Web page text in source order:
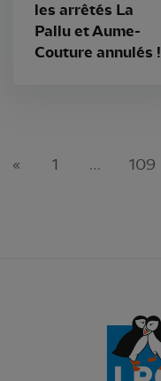
les arrêtés La
Pallu et Aume-
Couture annulés !
« 1 … 109